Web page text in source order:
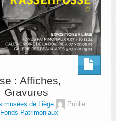
: Affiches,
Gravures
musées de Liège
Publié
Fonds Patrimoniaux